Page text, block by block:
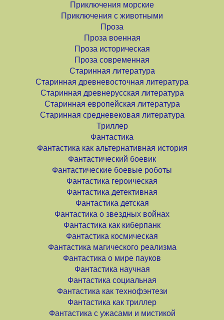
Приключения морские
Приключения с животными
Проза
Проза военная
Проза историческая
Проза современная
Старинная литература
Старинная древневосточная литература
Старинная древнерусская литература
Старинная европейская литература
Старинная средневековая литература
Триллер
Фантастика
Фантастика как альтернативная история
Фантастический боевик
Фантастические боевые роботы
Фантастика героическая
Фантастика детективная
Фантастика детская
Фантастика о звездных войнах
Фантастика как киберпанк
Фантастика космическая
Фантастика магического реализма
Фантастика о мире пауков
Фантастика научная
Фантастика социальная
Фантастика как технофэнтези
Фантастика как триллер
Фантастика с ужасами и мистикой